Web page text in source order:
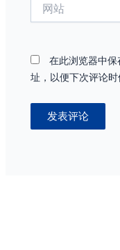
在此浏览器中
址，以便下次评论时